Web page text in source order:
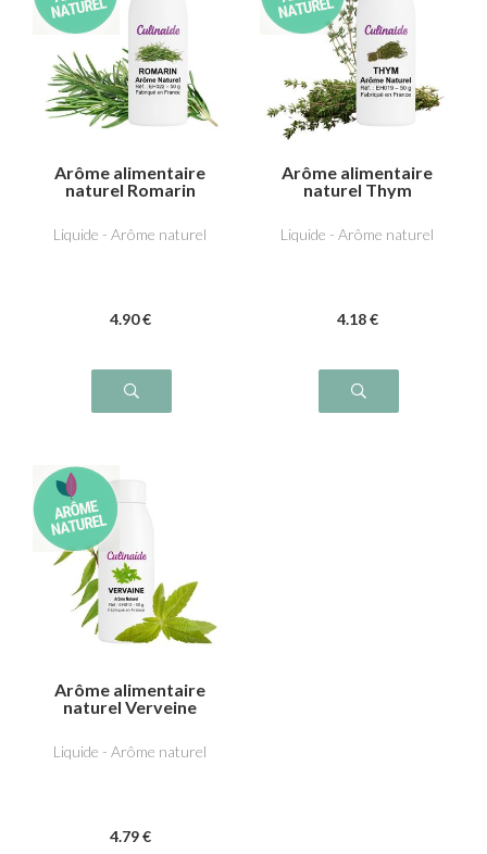
Arôme alimentaire
naturel Romarin
Liquide - Arôme naturel
4.90 €
Arôme alimentaire
naturel Thym
Liquide - Arôme naturel
4.18 €
Arôme alimentaire
naturel Verveine
Liquide - Arôme naturel
4.79 €